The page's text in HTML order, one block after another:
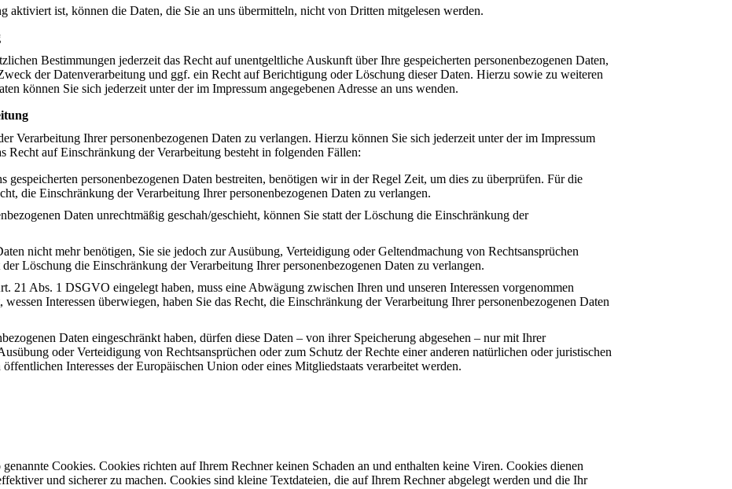
aktiviert ist, können die Daten, die Sie an uns übermitteln, nicht von Dritten mitgelesen werden.
Bestimmungen jederzeit das Recht auf unentgeltliche Auskunft über Ihre gespeicherten personenbezogenen Daten,
der Datenverarbeitung und ggf. ein Recht auf Berichtigung oder Löschung dieser Daten. Hierzu sowie zu weiteren
können Sie sich jederzeit unter der im Impressum angegebenen Adresse an uns wenden.
Verarbeitung Ihrer personenbezogenen Daten zu verlangen. Hierzu können Sie sich jederzeit unter der im Impressum
Recht auf Einschränkung der Verarbeitung besteht in folgenden Fällen:
gespeicherten personenbezogenen Daten bestreiten, benötigen wir in der Regel Zeit, um dies zu überprüfen. Für die
die Einschränkung der Verarbeitung Ihrer personenbezogenen Daten zu verlangen.
Daten unrechtmäßig geschah/geschieht, können Sie statt der Löschung die Einschränkung der
nicht mehr benötigen, Sie sie jedoch zur Ausübung, Verteidigung oder Geltendmachung von Rechtsansprüchen
Löschung die Einschränkung der Verarbeitung Ihrer personenbezogenen Daten zu verlangen.
21 Abs. 1 DSGVO eingelegt haben, muss eine Abwägung zwischen Ihren und unseren Interessen vorgenommen
Interessen überwiegen, haben Sie das Recht, die Einschränkung der Verarbeitung Ihrer personenbezogenen Daten
Daten eingeschränkt haben, dürfen diese Daten – von ihrer Speicherung abgesehen – nur mit Ihrer
oder Verteidigung von Rechtsansprüchen oder zum Schutz der Rechte einer anderen natürlichen oder juristischen
Interesses der Europäischen Union oder eines Mitgliedstaats verarbeitet werden.
Cookies. Cookies richten auf Ihrem Rechner keinen Schaden an und enthalten keine Viren. Cookies dienen
und sicherer zu machen. Cookies sind kleine Textdateien, die auf Ihrem Rechner abgelegt werden und die Ihr